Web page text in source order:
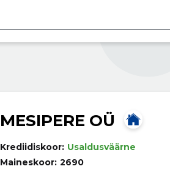
MESIPERE OÜ
Krediidiskoor: Usaldusväärne
Maineskoor: 2690